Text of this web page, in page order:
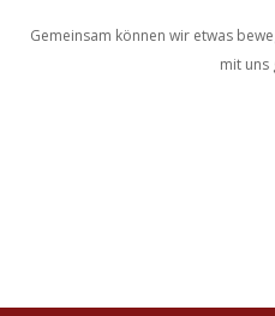
Gemeinsam können wir etwas
mit uns